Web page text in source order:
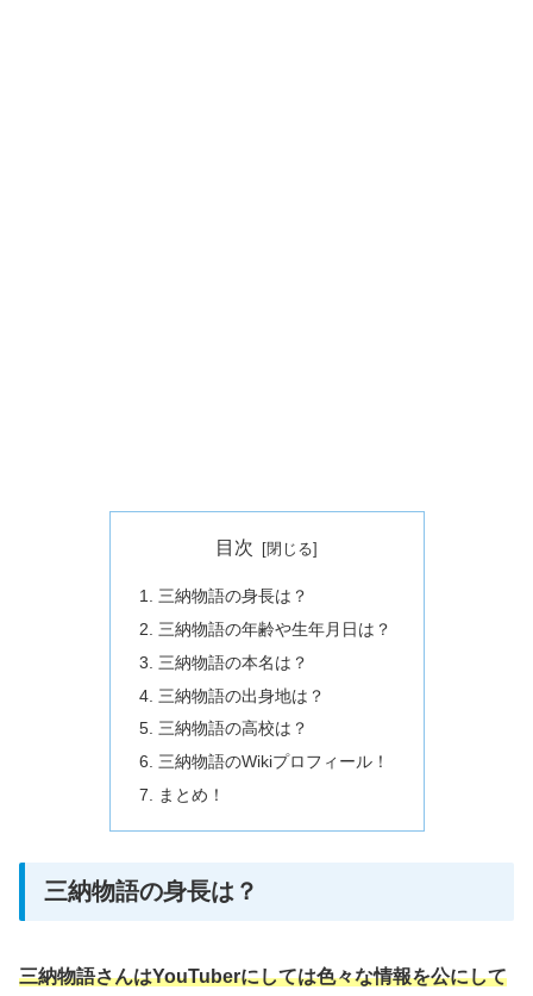
目次
三納物語の身長は？
三納物語の年齢や生年月日は？
三納物語の本名は？
三納物語の出身地は？
三納物語の高校は？
三納物語のWikiプロフィール！
まとめ！
三納物語の身長は？
三納物語さんはYouTuberにしては色々な情報を公にして